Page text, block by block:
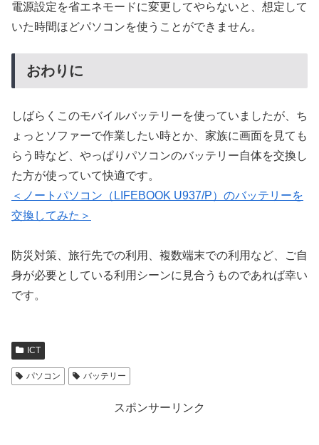
電源設定を省エネモードに変更してやらないと、想定して
いた時間ほどパソコンを使うことができません。
おわりに
しばらくこのモバイルバッテリーを使っていましたが、ち
ょっとソファーで作業したい時とか、家族に画面を見ても
らう時など、やっぱりパソコンのバッテリー自体を交換し
た方が使っていて快適です。
＜ノートパソコン（LIFEBOOK U937/P）のバッテリーを
交換してみた＞
防災対策、旅行先での利用、複数端末での利用など、ご自
身が必要としている利用シーンに見合うものであれば幸い
です。
ICT
パソコン バッテリー
スポンサーリンク